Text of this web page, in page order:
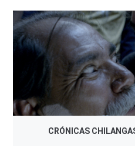
CRÓNICAS